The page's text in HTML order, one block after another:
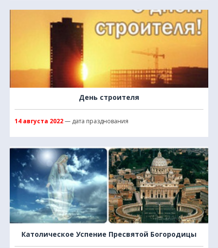
День строителя
14 августа 2022— дата празднования
Католическое Успение Пресвятой Богородицы